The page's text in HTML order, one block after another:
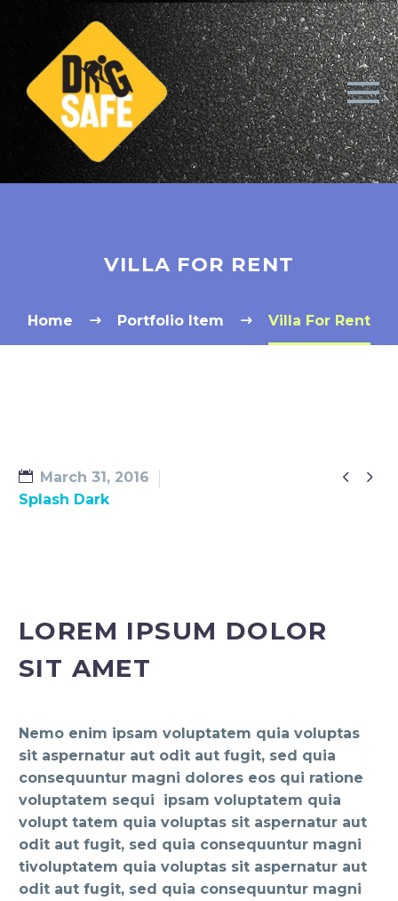
VILLA FOR RENT
Home Portfolio Item Villa For Rent
 
March 31, 2016
Splash Dark
LOREM IPSUM DOLOR
SIT AMET
Nemo enim ipsam voluptatem quia voluptas
sit aspernatur aut odit aut fugit, sed quia
consequuntur magni dolores eos qui ratione
voluptatem sequi ipsam voluptatem quia
volupt tatem quia voluptas sit aspernatur aut
odit aut fugit, sed quia consequuntur magni
tivoluptatem quia voluptas sit aspernatur aut
odit aut fugit, sed quia consequuntur magni